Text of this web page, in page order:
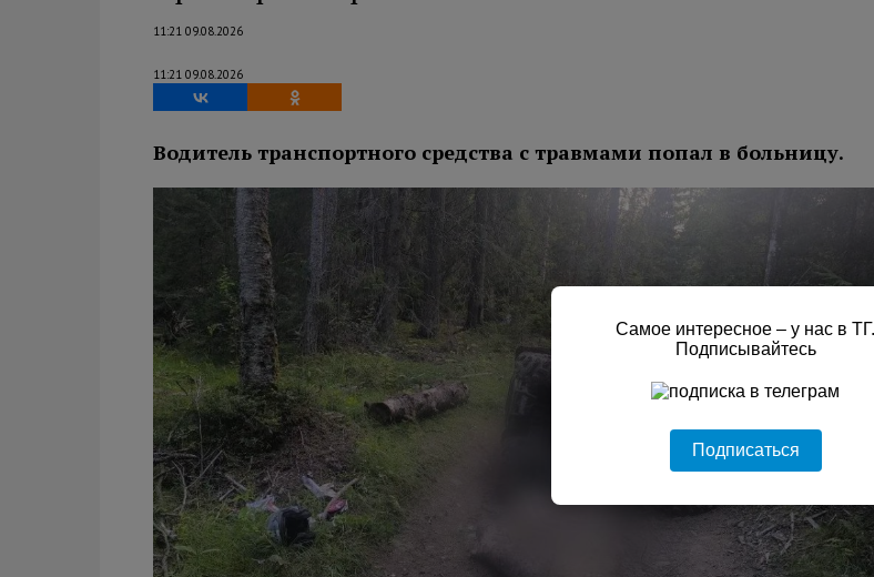
11:21 09.08.2026
11:21 09.08.2026
Водитель транспортного средства с травмами попал в больницу.
Самое интересное – у нас в ТГ.
Подписывайтесь
Подписаться